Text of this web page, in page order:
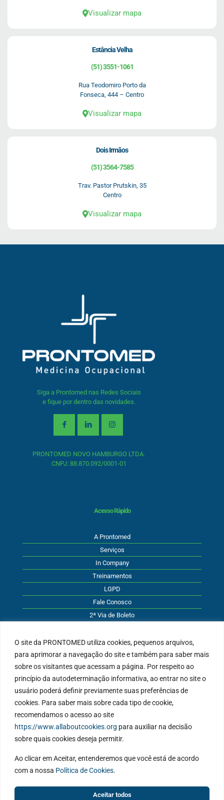
O site da PRONTOMED utiliza cookies, pequenos arquivos,
para aprimorar a navegação do site e também para saber mais
sobre os visitantes que acessam a página. Por respeito ao
princípio da autodeterminação informativa, ao entrar no site o
usuário poderá definir previamente suas preferências de
cookies. Para saber mais sobre cada tipo de cookie,
recomendamos o acesso ao site
https://www.allaboutcookies.org para auxiliar na decisão
sobre quais cookies deseja permitir.
Ao clicar em Aceitar, entenderemos que você está de acordo
com a nossa Política de Cookies.
Aceitar todos
Visualizar mapa
Estância Velha
(51) 3551-1061
Rua Teodomiro Porto da
Fonseca, 444 – Centro
Visualizar mapa
Dois Irmãos
(51) 3564-7585
Trav. Pastor Prutskin, 35
Centro
Visualizar mapa
Siga a Prontomed nas Redes Sociais
e fique por dentro das novidades.
PRONTOMED NOVO HAMBURGO LTDA.
CNPJ: 88.870.092/0001-01
Acesso Rápido
A Prontomed
Serviços
In Company
Treinamentos
LGPD
Fale Conosco
2ª Via de Boleto
Atendimento
Rua 1º de Março, 453
Novo Hamburgo - RS
Ver mapa
(51) 3584-4500
sac@prontomed.com.br